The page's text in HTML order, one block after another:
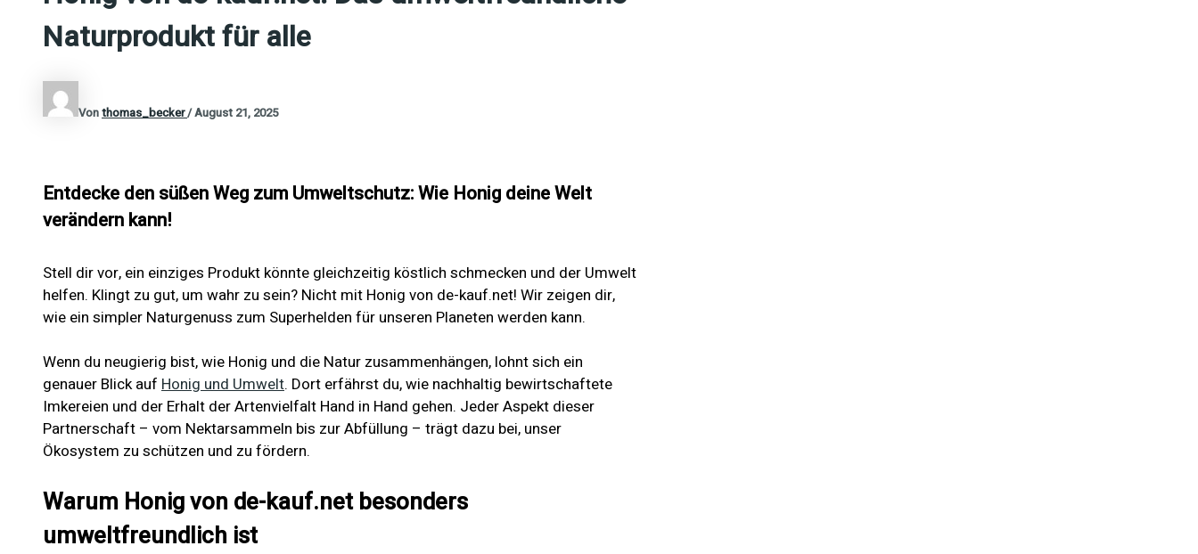
Naturprodukt für alle
Vonthomas_becker/August 21, 2025
Entdecke den süßen Weg zum Umweltschutz: Wie Honig deine Welt
verändern kann!
Stell dir vor, ein einziges Produkt könnte gleichzeitig köstlich schmecken und der Umwelt
helfen. Klingt zu gut, um wahr zu sein? Nicht mit Honig von de-kauf.net! Wir zeigen dir,
wie ein simpler Naturgenuss zum Superhelden für unseren Planeten werden kann.
Wenn du neugierig bist, wie Honig und die Natur zusammenhängen, lohnt sich ein
genauer Blick auf Honig und Umwelt. Dort erfährst du, wie nachhaltig bewirtschaftete
Imkereien und der Erhalt der Artenvielfalt Hand in Hand gehen. Jeder Aspekt dieser
Partnerschaft – vom Nektarsammeln bis zur Abfüllung – trägt dazu bei, unser
Ökosystem zu schützen und zu fördern.
Warum Honig von de-kauf.net besonders
umweltfreundlich ist